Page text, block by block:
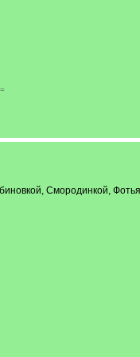
Смородинкой,